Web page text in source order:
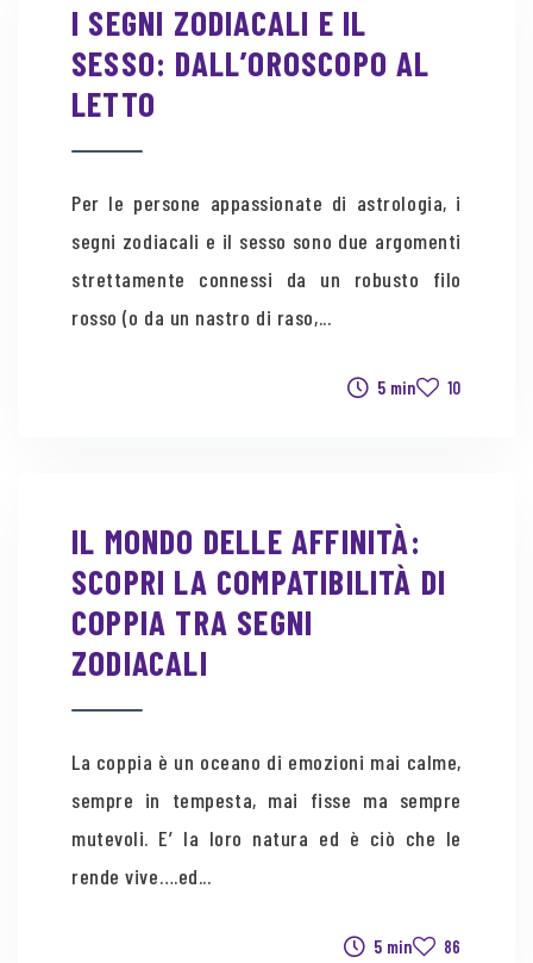
I SEGNI ZODIACALI E IL
SESSO: DALL’OROSCOPO AL
LETTO
Per le persone appassionate di astrologia, i
segni zodiacali e il sesso sono due argomenti
strettamente connessi da un robusto filo
rosso (o da un nastro di raso,...
10
5 min
IL MONDO DELLE AFFINITÀ:
SCOPRI LA COMPATIBILITÀ DI
COPPIA TRA SEGNI
ZODIACALI
La coppia è un oceano di emozioni mai calme,
sempre in tempesta, mai fisse ma sempre
mutevoli. E’ la loro natura ed è ciò che le
rende vive….ed...
86
5 min